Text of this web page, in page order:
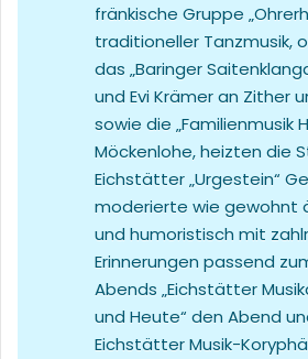
fränkische Gruppe
traditioneller Tanzmusik,
das „Baringer
und Evi Krämer an Zither
sowie die „Familienmusik
Möckenlohe, heizten die
Eichstätter „Urgestein“
moderierte wie gewohnt
und humoristisch mit
Erinnerungen passend
Abends „Eichstätter
und Heute“ den Abend
Eichstätter Musik-